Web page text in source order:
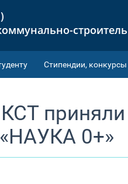
Cтипендии, конкурсы
приняли
0+»